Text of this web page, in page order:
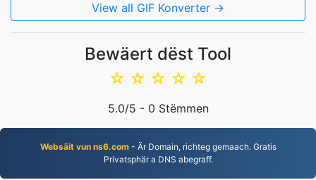
View all GIF Konverter →
Bewäert dëst Tool
☆
☆
☆
☆
☆
5.0/5 - 0 Stëmmen
Websäit vun ns6.com- Är Domain, richteg gemaach. Gratis
Privatsphär a DNS abegraff.